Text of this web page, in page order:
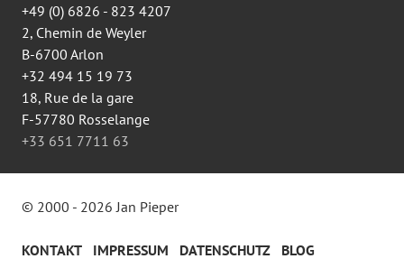
+49 (0) 6826 - 823 4207
2, Chemin de Weyler
B-6700 Arlon
+32 494 15 19 73
18, Rue de la gare
F-57780 Rosselange
+33 651 7711 63
© 2000 - 2026 Jan Pieper
KONTAKT IMPRESSUM DATENSCHUTZ BLOG